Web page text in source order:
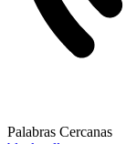
Palabras Cercanas